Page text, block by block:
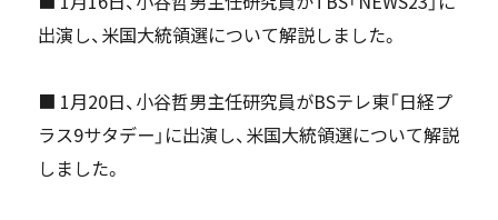
出演し、米国大統領選について解説しました。
■ 1月20日、小谷哲男主任研究員がBSテレ東「日経プ
ラス9サタデー」に出演し、米国大統領選について解説
しました。